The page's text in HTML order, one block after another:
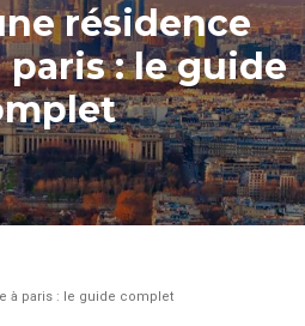
résidence
: le guide
à paris : le guide complet